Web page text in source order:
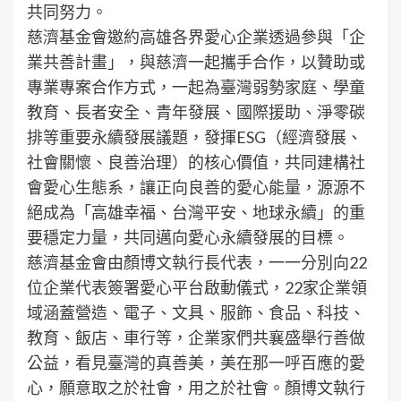
共同努力。
慈濟基金會邀約高雄各界愛心企業透過參與「企
業共善計畫」，與慈濟一起攜手合作，以贊助或
專業專案合作方式，一起為臺灣弱勢家庭、學童
教育、長者安全、青年發展、國際援助、淨零碳
排等重要永續發展議題，發揮ESG（經濟發展、
社會關懷、良善治理）的核心價值，共同建構社
會愛心生態系，讓正向良善的愛心能量，源源不
絕成為「高雄幸福、台灣平安、地球永續」的重
要穩定力量，共同邁向愛心永續發展的目標。
慈濟基金會由顏博文執行長代表，一一分別向22
位企業代表簽署愛心平台啟動儀式，22家企業領
域涵蓋營造、電子、文具、服飾、食品、科技、
教育、飯店、車行等，企業家們共襄盛舉行善做
公益，看見臺灣的真善美，美在那一呼百應的愛
心，願意取之於社會，用之於社會。顏博文執行